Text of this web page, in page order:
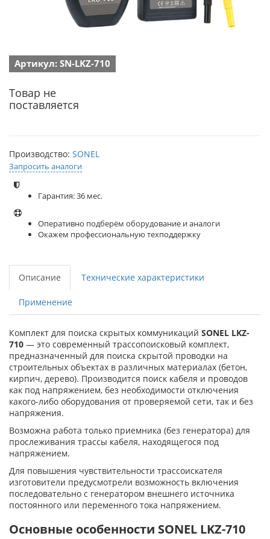
Артикул: SN-LKZ-710
Товар не
поставляется
Производство: SONEL
Запросить аналоги
Гарантия: 36 мес.
Оперативно подберём оборудование и аналоги
Окажем профессиональную техподдержку
Описание Технические характеристики
Применение
Комплект для поиска скрытых коммуникаций SONEL LKZ-
710 — это современный трассопоисковый комплект,
предназначенный для поиска скрытой проводки на
строительных объектах в различных материалах (бетон,
кирпич, дерево). Производится поиск кабеля и проводов
как под напряжением, без необходимости отключения
какого-либо оборудования от проверяемой сети, так и без
напряжения.
Возможна работа только приемника (без генератора) для
прослеживания трассы кабеля, находящегося под
напряжением.
Для повышения чувствительности трассоискателя
изготовители предусмотрели возможность включения
последовательно с генератором внешнего источника
постоянного или переменного тока напряжением.
Основные особенности SONEL LKZ-710